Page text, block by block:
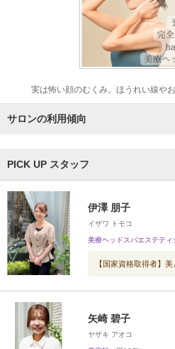
実は怖い顔のむくみ。ほうれい線や
サロンの利用傾向
PICK UP スタッフ
伊澤 朋子
イザワ トモコ
美療ヘッドスパエステティ
【国家資格取得者】
矢崎 碧子
ヤザキ アオコ